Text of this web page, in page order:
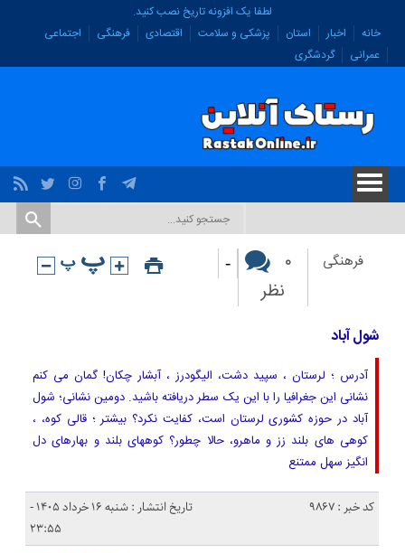
لطفا یک افزونه تاریخ نصب کنید.
خانه
اخبار استان پزشکی و سلامت اقتصادی فرهنگی
اجتماعی
عمرانی
گردشگری
فرهنگی
۰
نظر
-
شول آباد
آدرس ؛ لرستان ، سپید دشت، الیگودرز ، آبشار چکان! گمان می کنم
نشانی این جغرافیا را با این یک سطر دریافته باشید. دومین نشانی؛ شول
آباد در حوزه کشوری لرستان است، کفایت نکرد؟ بیشتر ؛ قالی کوه، ،
کوهی های بلند زز و ماهرو، حالا چطور؟ کوههای بلند و بهارهای دل
انگیز سهل ممتنع
کد خبر : 9867
تاریخ انتشار : شنبه ۱۶ خرداد ۱۴۰۵ -
۲۳:۵۵